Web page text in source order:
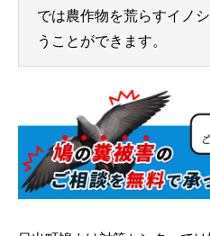
では農作物を荒らすイノ
うことができます。